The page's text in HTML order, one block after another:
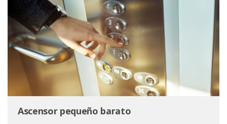
Ascensor pequeño barato